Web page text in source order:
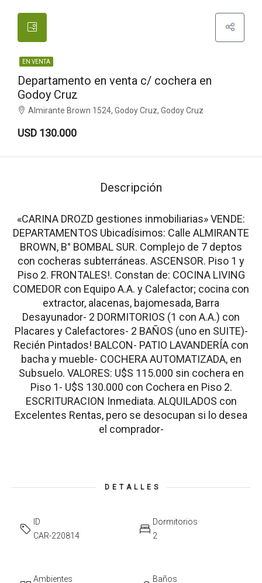
EN VENTA
Departamento en venta c/ cochera en
Godoy Cruz
Almirante Brown 1524, Godoy Cruz, Godoy Cruz
USD 130.000
Descripción
«CARINA DROZD gestiones inmobiliarias» VENDE:
DEPARTAMENTOS Ubicadísimos: Calle ALMIRANTE
BROWN, B° BOMBAL SUR. Complejo de 7 deptos
con cocheras subterráneas. ASCENSOR. Piso 1 y
Piso 2. FRONTALES!. Constan de: COCINA LIVING
COMEDOR con Equipo A.A. y Calefactor; cocina con
extractor, alacenas, bajomesada, Barra
Desayunador- 2 DORMITORIOS (1 con A.A.) con
Placares y Calefactores- 2 BAÑOS (uno en SUITE)-
Recién Pintados! BALCON- PATIO LAVANDERÍA con
bacha y mueble- COCHERA AUTOMATIZADA, en
Subsuelo. VALORES: U$S 115.000 sin cochera en
Piso 1- U$S 130.000 con Cochera en Piso 2.
ESCRITURACION Inmediata. ALQUILADOS con
Excelentes Rentas, pero se desocupan si lo desea
el comprador-
DETALLES
ID
CAR-220814
Dormitorios
2
Ambientes
Baños